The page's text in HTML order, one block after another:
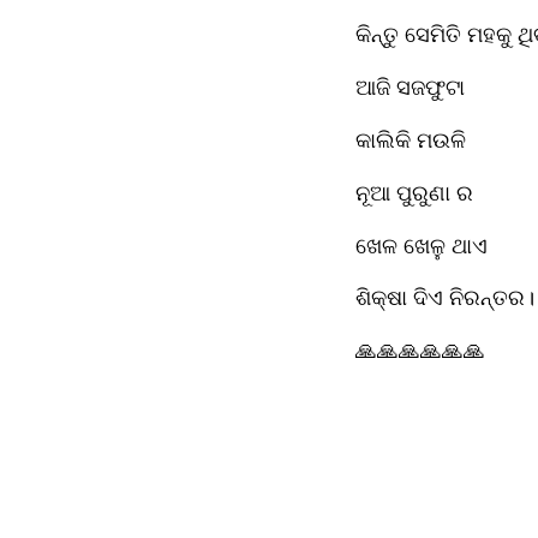
କିନ୍ତୁ ସେମିତି ମହକୁ
ଆଜି ସଜଫୁଟା
କାଲିକି ମଉଳି
ନୂଆ ପୁରୁଣା ର
ଖେଳ ଖେଳୁ ଥାଏ
ଶିକ୍ଷା ଦିଏ
🙏🙏🙏🙏🙏🙏